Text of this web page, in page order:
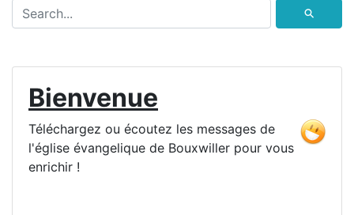
⚲
Bienvenue
Téléchargez ou écoutez les messages de
l'église évangelique de Bouxwiller pour vous
enrichir !